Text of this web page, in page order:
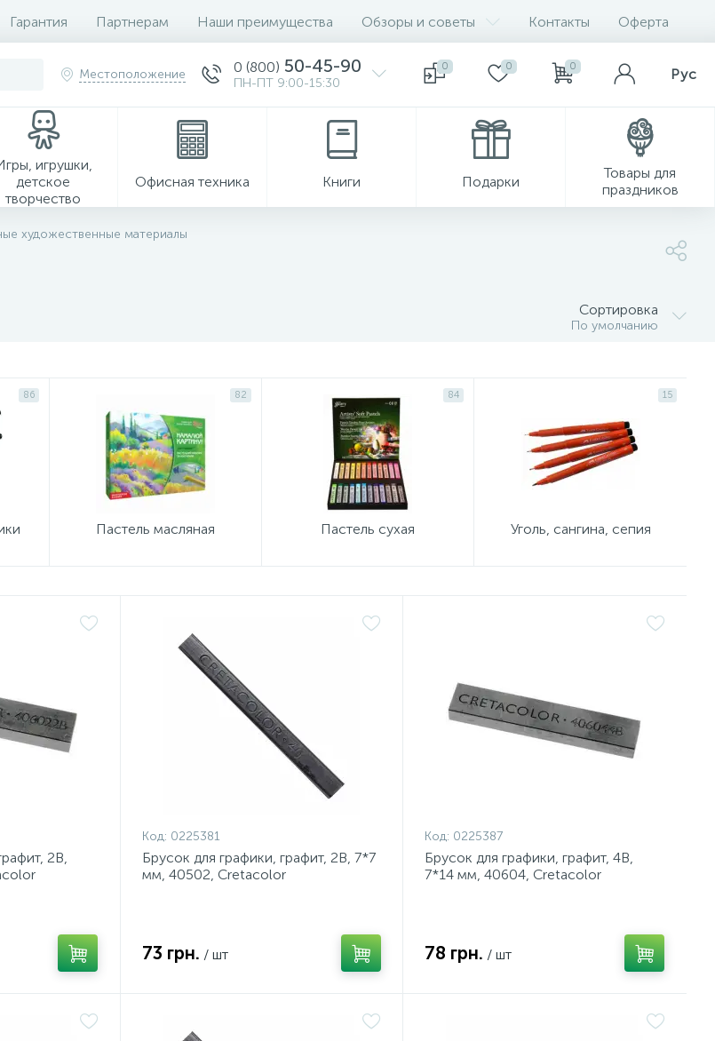
Гарантия Партнерам Наши преимущества Обзоры и советы Контакты Оферта
Местоположение 0 (800) 50-45-90
ПН-ПТ 9:00-15:30
0 0 0 Рус
игрушки,
детское
творчество
Офисная техника Книги Подарки
Товары для
праздников
художественные материалы
Сортировка
По умолчанию
86 82
Пастель масляная
84
Пастель сухая
15
Уголь, сангина, сепия
2В,
Код: 0225381
Брусок для графики, графит, 2В, 7*7
мм, 40502, Cretacolor
73 грн. / шт
Код: 0225387
Брусок для графики, графит, 4В,
7*14 мм, 40604, Cretacolor
78 грн. / шт